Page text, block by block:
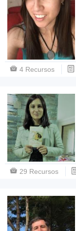
4 Recursos
29 Recursos